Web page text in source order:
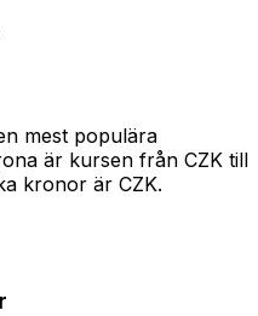
mest populära
är kursen från CZK till
kronor är CZK.